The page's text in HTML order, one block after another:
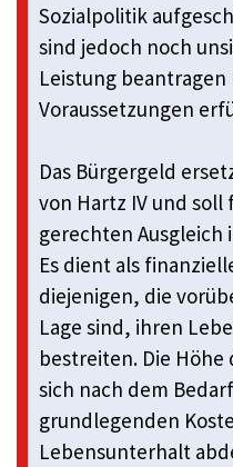
Sozialpolitik
sind jedoch noch
Leistung
Voraussetzungen
Das Bürgergeld
von Hartz IV und soll
gerechten Ausgleich
Es dient als
diejenigen, die
Lage sind, ihren
bestreiten. Die
sich nach dem
grundlegenden
Lebensunterhalt